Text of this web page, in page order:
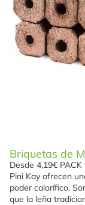
Briquetas de
Desde 4,19€
Pini Kay ofrecen
poder calorífico.
que la leña